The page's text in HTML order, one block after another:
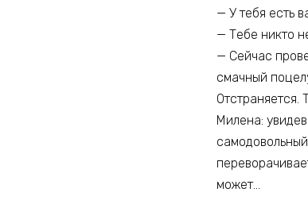
— У тебя есть
— Тебе никто
— Сейчас
смачный
Милена:
может…